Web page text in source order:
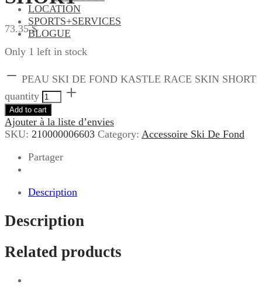
LOCATION
SPORTS+SERVICES
BLOGUE
73.35$
Only 1 left in stock
PEAU SKI DE FOND KASTLE RACE SKIN SHORT
quantity
Add to cart
Ajouter à la liste d’envies
SKU: 210000006603 Category: Accessoire Ski De Fond
Partager
Description
Description
Related products